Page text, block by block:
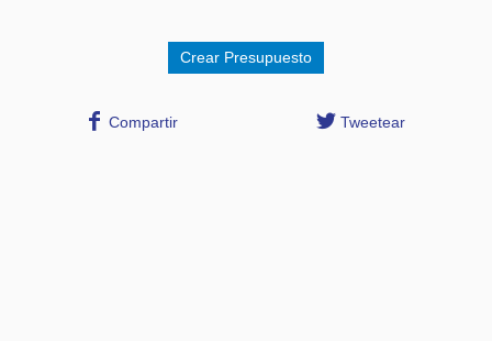
Compartir Tweetear